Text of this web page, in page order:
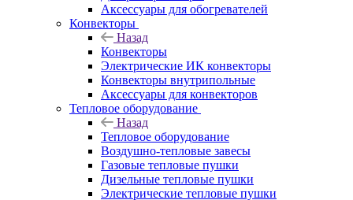
Аксессуары для обогревателей
Конвекторы
Назад
Конвекторы
Электрические ИК конвекторы
Конвекторы внутрипольные
Аксессуары для конвекторов
Тепловое оборудование
Назад
Тепловое оборудование
Воздушно-тепловые завесы
Газовые тепловые пушки
Дизельные тепловые пушки
Электрические тепловые пушки